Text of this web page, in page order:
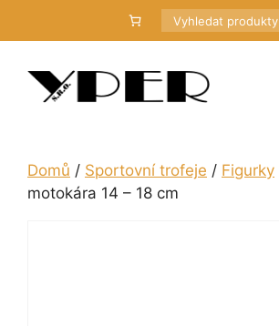
Hledat
Domů / Sportovní trofeje / Figurky
motokára 14 – 18 cm